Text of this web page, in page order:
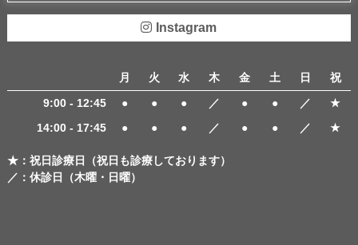
Instagram
月 火 水 木 金 土 日
祝
9:00 - 12:45
● ● ● ／ ● ● ／
★
14:00 - 17:45
● ● ● ／ ● ● ／ ★
★：祝日診療日（祝日も診療しております）
／：休診日（木曜・日曜）